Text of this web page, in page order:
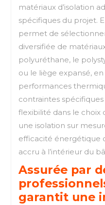
matériaux d’isolation
spécifiques du projet.
permet de
diversifiée de
polyuréthane, le
ou le liège expansé,
performances
contraintes
flexibilité dans le choix
une isolation sur
efficacité énergétique
accru à l’intérieur du
Assurée par
garantit une